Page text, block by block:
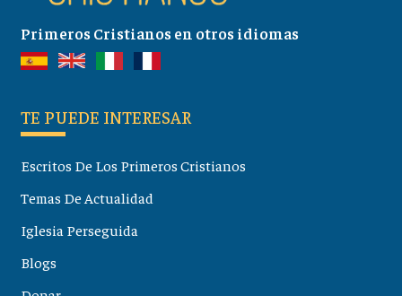
Primeros Cristianos en otros idiomas
TE PUEDE INTERESAR
Escritos De Los Primeros Cristianos
Temas De Actualidad
Iglesia Perseguida
Blogs